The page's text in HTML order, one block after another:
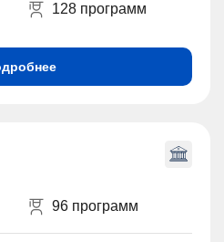
128 программ
96 программ